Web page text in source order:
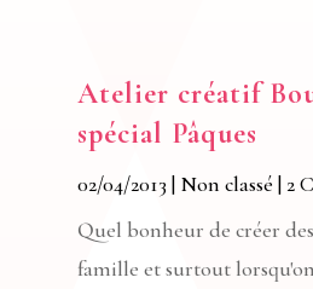
Atelier créatif
spécial Pâques
02/04/2013 | Non classé | 2
Quel bonheur de créer
famille et surtout